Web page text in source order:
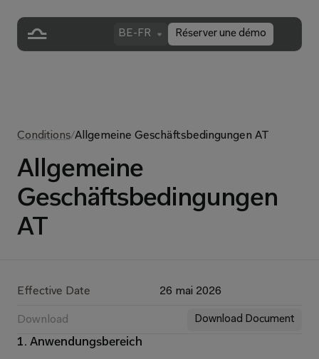
Réserver une démo
BE-FR
Conditions/Allgemeine Geschäftsbedingungen AT
Allgemeine
Geschäftsbedingungen
AT
Effective Date 26 mai 2026
Download Download Document
1. Anwendungsbereich